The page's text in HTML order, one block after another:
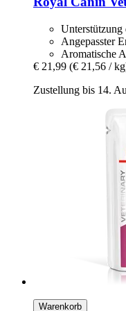
Angepasster
Aromatische
€ 21,99 (€ 21,56 /
Zustellung bis 14.
Warenkorb